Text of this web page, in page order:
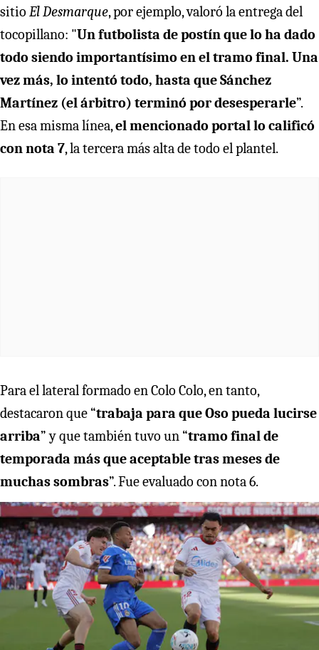
sitio El Desmarque, por ejemplo, valoró la entrega del
tocopillano: "Un futbolista de postín que lo ha dado
todo siendo importantísimo en el tramo final. Una
vez más, lo intentó todo, hasta que Sánchez
Martínez (el árbitro) terminó por desesperarle”.
En esa misma línea,el mencionado portal lo calificó
con nota 7, la tercera más alta de todo el plantel.
Para el lateral formado en Colo Colo, en tanto,
destacaron que “trabaja para que Oso pueda lucirse
arriba” y que también tuvo un “tramo final de
temporada más que aceptable tras meses de
muchas sombras”. Fue evaluado con nota 6.